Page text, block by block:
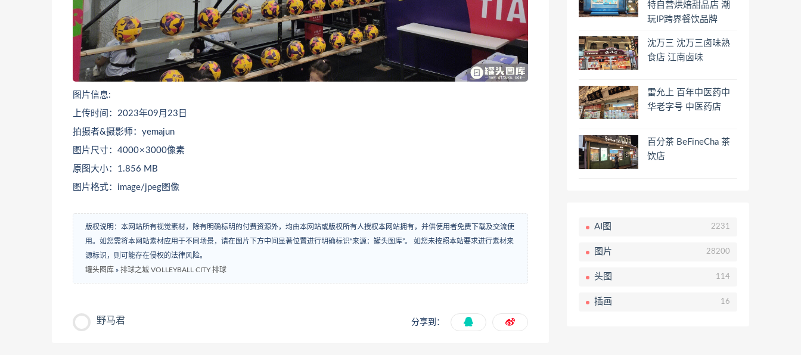
图片信息:
上传时间：2023年09月23日
拍摄者&摄影师：yemajun
图片尺寸：4000 × 3000像素
原图大小：1.856 MB
图片格式：image/jpeg图像
版权说明：本网站所有视觉素材，除有明确标明的付费资源外，均由本网站或版权所有人授权本网站拥有，并供使用者免费下载及交流使
用。如您需将本网站素材应用于不同场景，请在图片下方中间显著位置进行明确标识“来源：罐头图库”。 如您未按照本站要求进行素材来
源标识，则可能存在侵权的法律风险。
罐头图库 » 排球之城 VOLLEYBALL CITY 排球
野马君 分享到：
特自营烘焙甜品店 潮
玩IP跨界餐饮品牌
沈万三 沈万三卤味熟
食店 江南卤味
雷允上 百年中医药中
华老字号 中医药店
百分茶 BeFineCha 茶
饮店
AI图 2231
图片 28200
头图 114
插画 16